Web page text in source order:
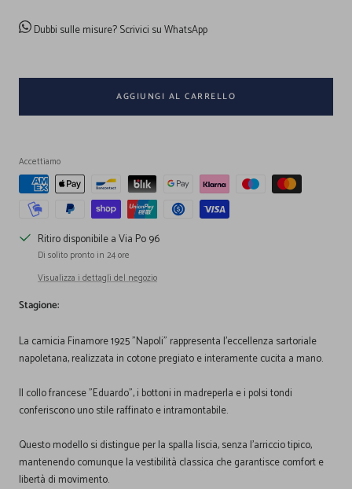
Dubbi sulle misure?Scrivici su WhatsApp
AGGIUNGI AL CARRELLO
Accettiamo
Ritiro disponibile a Via Po 96
Di solito pronto in 24 ore
Visualizza i dettagli del negozio
Stagione:
La camicia Finamore 1925 "Napoli" rappresenta l'eccellenza sartoriale
napoletana, realizzata in cotone pregiato e interamente cucita a mano.
Il collo francese "Eduardo", i bottoni in madreperla e i polsi tondi
conferiscono uno stile raffinato e intramontabile.
Questo modello si distingue per la spalla liscia, senza l'arriccio tipico,
mantenendo comunque la vestibilità classica che garantisce comfort e
libertà di movimento.